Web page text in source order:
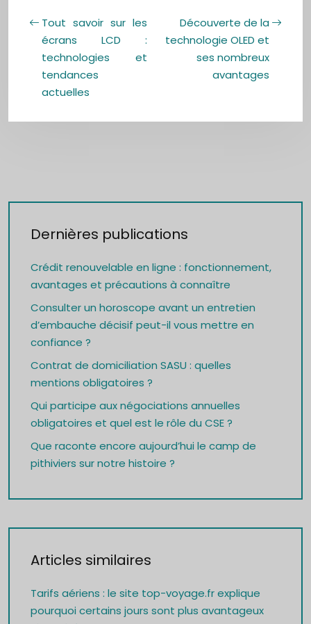
Tout savoir sur les
écrans LCD :
technologies et
tendances
actuelles
Découverte de la
technologie OLED et
ses nombreux
avantages
Dernières publications
Crédit renouvelable en ligne : fonctionnement,
avantages et précautions à connaître
Consulter un horoscope avant un entretien
d’embauche décisif peut-il vous mettre en
confiance ?
Contrat de domiciliation SASU : quelles
mentions obligatoires ?
Qui participe aux négociations annuelles
obligatoires et quel est le rôle du CSE ?
Que raconte encore aujourd’hui le camp de
pithiviers sur notre histoire ?
Articles similaires
Tarifs aériens : le site top-voyage.fr explique
pourquoi certains jours sont plus avantageux